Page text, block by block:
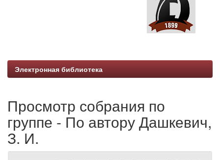
Электронная библиотека
Просмотр собрания по
группе - По автору Дашкевич,
З. И.